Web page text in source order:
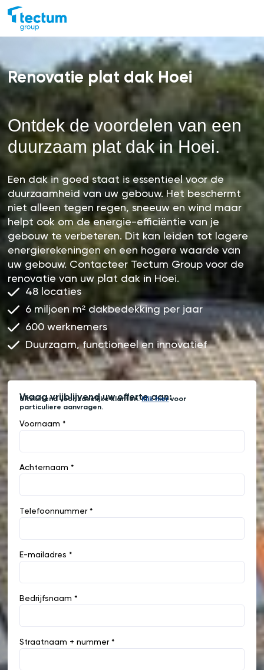
Renovatie plat dak Hoei
Ontdek de voordelen van een
duurzaam plat dak in Hoei.
Een dak in goed staat is essentieel voor de
duurzaamheid van uw gebouw. Het beschermt
niet alleen tegen regen, sneeuw en wind maar
helpt ook om de energie-efficiëntie van je
gebouw te verbeteren. Dit kan leiden tot lagere
energierekeningen en een hogere waarde van
uw gebouw. Contacteer Tectum Group voor de
renovatie van uw plat dak in Hoei.
48 locaties
6 miljoen m² dakbedekking per jaar
600 werknemers
Duurzaam, functioneel en innovatief
Vraag vrijblijvend uw offerte aan:
Uitsluitend voor zakelijke klanten.Klik hiervoor
particuliere aanvragen.
Voornaam *
Achternaam *
Telefoonnummer *
E-mailadres *
Bedrijfsnaam *
Straatnaam + nummer *